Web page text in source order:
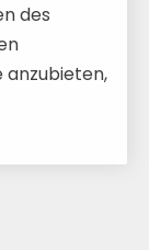
des
anzubieten,